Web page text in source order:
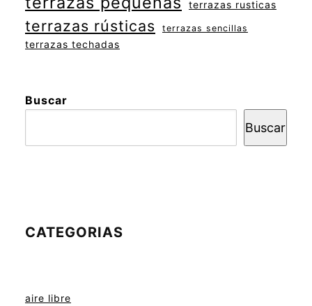
terrazas rusticas
terrazas rústicas terrazas sencillas
terrazas techadas
Buscar
Buscar
CATEGORIAS
aire libre